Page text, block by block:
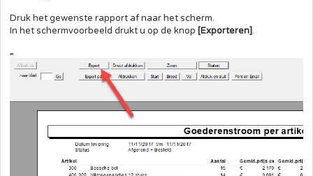
Druk het gewenste rapport af naar het scherm.
In het schermvoorbeeld drukt u op de knop [Exporteren].